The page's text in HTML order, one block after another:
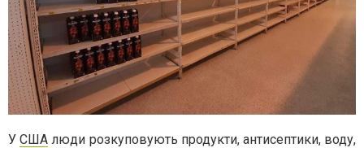
УСША люди розкуповують продукти, антисептики, воду,